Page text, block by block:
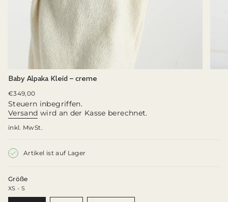
Baby Alpaka Kleid – creme
Regulärer
Preis
€349,00
Steuern inbegriffen.
Versand wird an der Kasse berechnet.
inkl. MwSt.
Artikel ist auf Lager
Größe
XS - S